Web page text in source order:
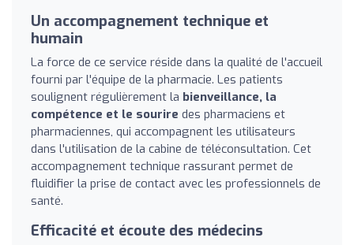
Un accompagnement technique et
humain
La force de ce service réside dans la qualité de l'accueil
fourni par l'équipe de la pharmacie. Les patients
soulignent régulièrement la bienveillance, la
compétence et le sourire des pharmaciens et
pharmaciennes, qui accompagnent les utilisateurs
dans l'utilisation de la cabine de téléconsultation. Cet
accompagnement technique rassurant permet de
fluidifier la prise de contact avec les professionnels de
santé.
Efficacité et écoute des médecins